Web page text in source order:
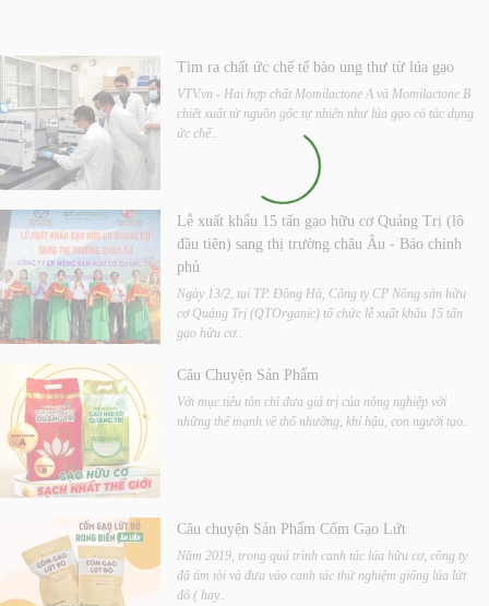
Tìm ra chất ức chế tế bào ung thư từ lúa gạo
VTV.vn - Hai hợp chất Momilactone A và Momilactone B
chiết xuất từ nguồn gốc tự nhiên như lúa gạo có tác dụng
ức chế..
Lễ xuất khẩu 15 tấn gạo hữu cơ Quảng Trị (lô
đầu tiên) sang thị trường châu Âu - Báo chính
phủ
Ngày 13/2, tại TP. Đông Hà, Công ty CP Nông sản hữu
cơ Quảng Trị (QTOrganic) tổ chức lễ xuất khẩu 15 tấn
gạo hữu cơ..
Câu Chuyện Sản Phẩm
Với mục tiêu tôn chỉ đưa giá trị của nông nghiệp với
những thế mạnh về thổ nhưỡng, khí hậu, con người tạo..
Câu chuyện Sản Phẩm Cốm Gạo Lứt
Năm 2019, trong quá trình canh tác lúa hữu cơ, công ty
đã tìm tòi và đưa vào canh tác thử nghiệm giống lúa lứt
đỏ ( hay..